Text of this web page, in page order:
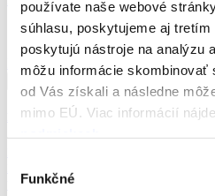
používate naše webové
súhlasu, poskytujeme aj tretím
poskytujú nástroje na analýzu
môžu informácie skombinovať
od Vás získali a následne
mimo EÚ. Viac informácií
súhlasu
Funkčné
Detail ponuky
Na predaj priestranný 3i byt s krásnym
Úžitková plocha: